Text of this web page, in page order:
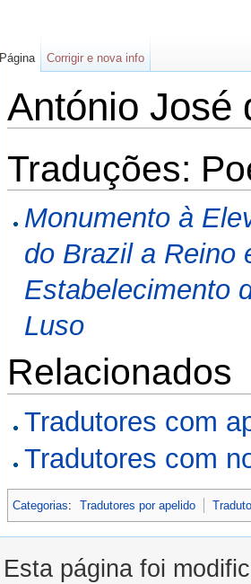
António José
Traduções:
Monumento à
do Brazil a Reino
Estabelecimento
Luso
Relacionados
Tradutores com
Tradutores com
Categorias: Tradutores por apelido
Página Corrigir e nova info
Esta página foi